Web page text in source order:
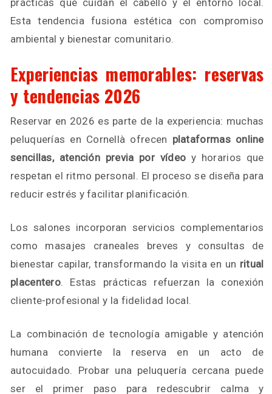
Esta tendencia fusiona estética con compromiso
ambiental y bienestar comunitario.
Experiencias memorables: reservas
y tendencias 2026
Reservar en 2026 es parte de la experiencia: muchas
peluquerías en Cornellà ofrecen plataformas online
sencillas, atención previa por vídeo y horarios que
respetan el ritmo personal. El proceso se diseña para
reducir estrés y facilitar planificación.
Los salones incorporan servicios complementarios
como masajes craneales breves y consultas de
bienestar capilar, transformando la visita en un ritual
placentero. Estas prácticas refuerzan la conexión
cliente-profesional y la fidelidad local.
La combinación de tecnología amigable y atención
humana convierte la reserva en un acto de
autocuidado. Probar una peluquería cercana puede
ser el primer paso para redescubrir calma y